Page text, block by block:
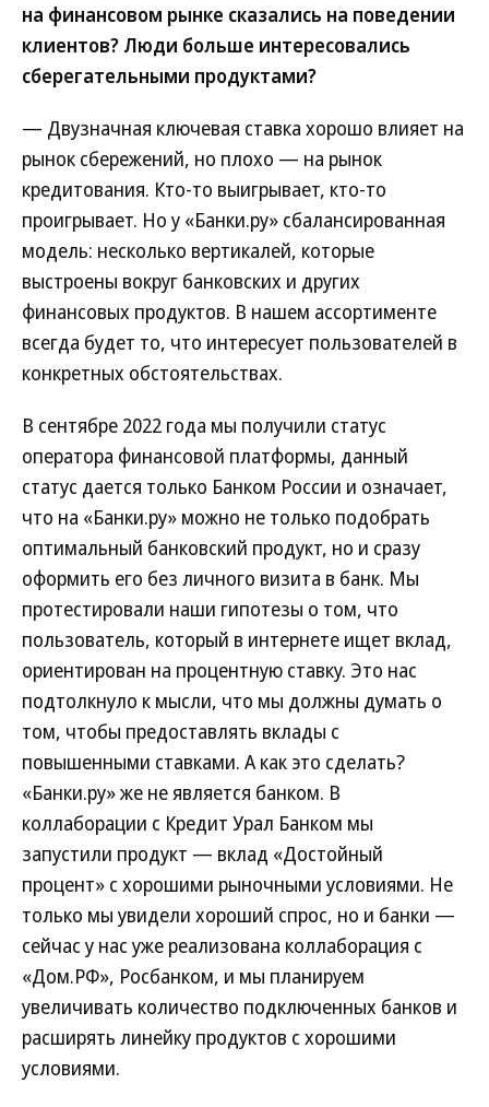
на финансовом рынке сказались на поведении
клиентов? Люди больше интересовались
сберегательными продуктами?
— Двузначная ключевая ставка хорошо влияет на
рынок сбережений, но плохо — на рынок
кредитования. Кто-то выигрывает, кто-то
проигрывает. Но у «Банки.ру» сбалансированная
модель: несколько вертикалей, которые
выстроены вокруг банковских и других
финансовых продуктов. В нашем ассортименте
всегда будет то, что интересует пользователей в
конкретных обстоятельствах.
В сентябре 2022 года мы получили статус
оператора финансовой платформы, данный
статус дается только Банком России и означает,
что на «Банки.ру» можно не только подобрать
оптимальный банковский продукт, но и сразу
оформить его без личного визита в банк. Мы
протестировали наши гипотезы о том, что
пользователь, который в интернете ищет вклад,
ориентирован на процентную ставку. Это нас
подтолкнуло к мысли, что мы должны думать о
том, чтобы предоставлять вклады с
повышенными ставками. А как это сделать?
«Банки.ру» же не является банком. В
коллаборации с Кредит Урал Банком мы
запустили продукт — вклад «Достойный
процент» с хорошими рыночными условиями. Не
только мы увидели хороший спрос, но и банки —
сейчас у нас уже реализована коллаборация с
«Дом.РФ», Росбанком, и мы планируем
увеличивать количество подключенных банков и
расширять линейку продуктов с хорошими
условиями.